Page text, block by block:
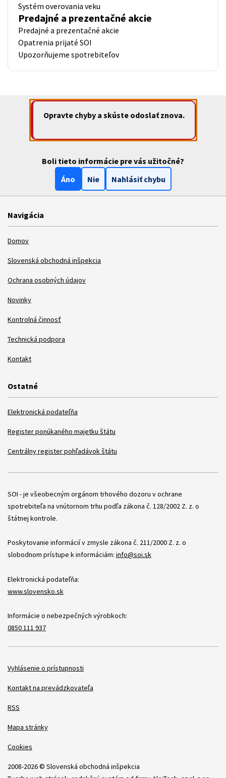
Systém overovania veku
Predajné a prezentačné akcie
Predajné a prezentačné akcie
Opatrenia prijaté SOI
Upozorňujeme spotrebiteľov
Opravte chyby a skúste odoslať znova.
Boli tieto informácie pre vás užitočné?
Áno
Nie Nahlásiť chybu
Navigácia
Domov
Slovenská obchodná inšpekcia
Ochrana osobných údajov
Novinky
Kontrolná činnosť
Technická podpora
Kontakt
Ostatné
Elektronická podateľňa
Register ponúkaného majetku štátu
Centrálny register pohľadávok štátu
Položky
SOI - je všeobecným orgánom trhového dozoru v ochrane
spotrebiteľa na vnútornom trhu podľa zákona č. 128/2002 Z. z. o
štátnej kontrole.
Poskytovanie informácií v zmysle zákona č. 211/2000 Z. z. o
slobodnom prístupe k informáciám: info@soi.sk
Elektronická podateľňa:
www.slovensko.sk
Informácie o nebezpečných výrobkoch:
0850 111 937
Položky
Vyhlásenie o prístupnosti
Kontakt na prevádzkovateľa
RSS
Mapa stránky
Cookies
2008-2026 © Slovenská obchodná inšpekcia